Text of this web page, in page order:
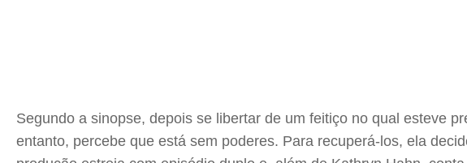
Segundo a sinopse, depois se libertar de um feitiço no qual esteve
entanto, percebe que está sem poderes. Para recuperá-los, ela